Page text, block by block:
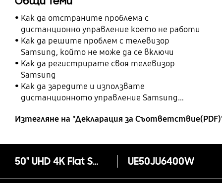
Как да отстраните проблема с
дистанционно управление което не работи
Как да решите проблем с телевизор
Samsung, който не може да се включи
Как да регистрирате своя телевизор
Samsung
Как да заредите и използвате
дистанционното управление Samsung
Изтегляне на "Декларация за
50" UHD 4K Flat Smart TV JU6400 Series 6 UE50JU6400W